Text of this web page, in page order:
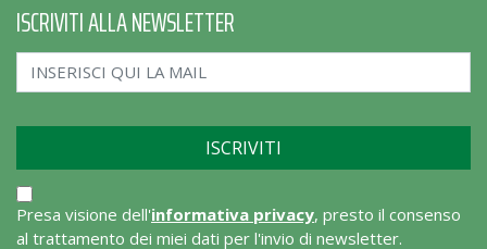
ISCRIVITI ALLA NEWSLETTER
Presa visione dell'informativa privacy, presto il consenso
al trattamento dei miei dati per l'invio di newsletter.